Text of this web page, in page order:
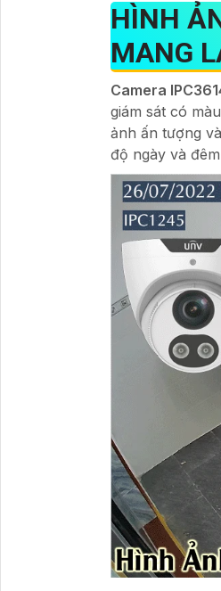
HÌNH
MANG
Camera
giám sát có
ảnh ấn tượng
độ ngày và